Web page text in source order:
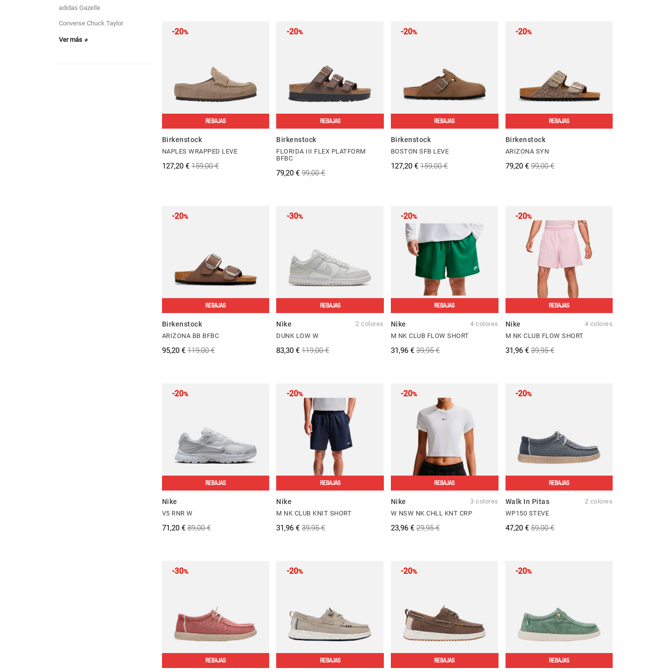
-20%
REBAJAS
Birkenstock
NAPLES WRAPPED LEVE
127,20 € 159,00 €
-20%
REBAJAS
Birkenstock
FLORIDA III FLEX PLATFORM
BFBC
79,20 € 99,00 €
-20%
REBAJAS
Birkenstock
BOSTON SFB LEVE
127,20 € 159,00 €
-20%
REBAJAS
Birkenstock
ARIZONA SYN
79,20 € 99,00 €
-20%
REBAJAS
Birkenstock
ARIZONA BB BFBC
95,20 € 119,00 €
-30%
REBAJAS
Nike
2 colores
DUNK LOW W
83,30 € 119,00 €
-20%
REBAJAS
Nike
4 colores
M NK CLUB FLOW SHORT
31,96 € 39,95 €
-20%
REBAJAS
Nike
4 colores
M NK CLUB FLOW SHORT
31,96 € 39,95 €
-20%
REBAJAS
Nike
V5 RNR W
71,20 € 89,00 €
-20%
REBAJAS
Nike
M NK CLUB KNIT SHORT
31,96 € 39,95 €
-20%
REBAJAS
Nike
3 colores
W NSW NK CHLL KNT CRP
23,96 € 29,95 €
-20%
REBAJAS
Walk In Pitas
2 colores
WP150 STEVE
47,20 € 59,00 €
-30%
REBAJAS
-20%
REBAJAS
-20%
REBAJAS
-20%
REBAJAS
adidas Gazelle
Converse Chuck Taylor
Ver más+